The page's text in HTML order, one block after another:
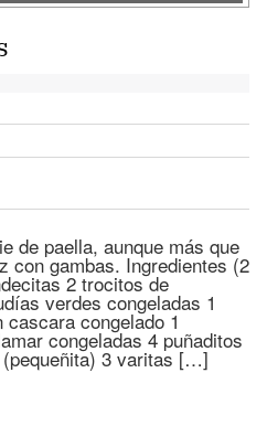
de paella, aunque más que
con gambas. Ingredientes (2
2 trocitos de
verdes congeladas 1
congelado 1
congeladas 4 puñaditos
3 varitas […]